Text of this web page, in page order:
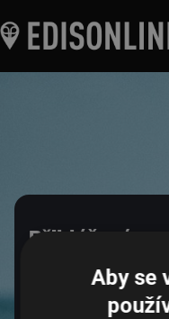
Přihlášení
Pro přihlášení zadejte
Aby se